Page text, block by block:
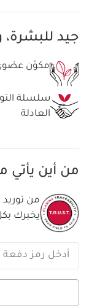
جيد
مكوّن
سلسلة
العادلة
من أين يأتي
من توريد
يخبرك
أدخل رمز دفعة